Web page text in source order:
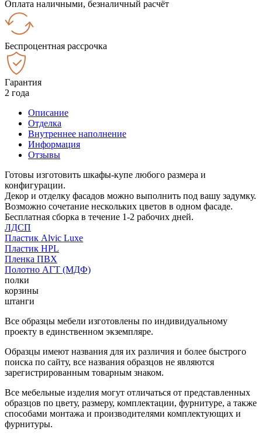
Оплата наличными, безналичный расчёт
Беспроцентная рассрочка
Гарантия
2 года
Описание
Отделка
Внутреннее наполнение
Информация
Отзывы
Готовы изготовить шкафы-купе любого размера и
конфигурации.
Декор и отделку фасадов можно выполнить под вашу задумку.
Возможно сочетание нескольких цветов в одном фасаде.
Бесплатная сборка в течение 1-2 рабочих дней.
ЛДСП
Пластик Alvic Luxe
Пластик HPL
Пленка ПВХ
Полотно АГТ (МДФ)
полки
корзины
штанги
Все образцы мебели изготовлены по индивидуальному
проекту в единственном экземпляре.
Образцы имеют названия для их различия и более быстрого
поиска по сайту, все названия образцов не являются
зарегистрированным товарным знаком.
Все мебельные изделия могут отличаться от представленных
образцов по цвету, размеру, комплектации, фурнитуре, а также
способами монтажа и производителями комплектующих и
фурнитуры.